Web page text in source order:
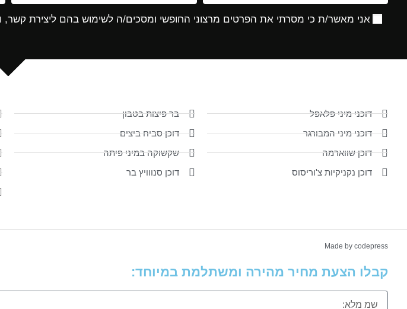
אני מאשר/ת כי מסרתי את הפרטים מרצוני החופשי ומסכים/ה לשימוש בהם ליצירת קשר,
דוכני מיני פלאפל
דוכני מיני המבורגר
דוכן שווארמה
דוכן נקניקיות צ'וריסוס
בר פיצות בטבון
דוכן סביח ביצים
שקשוקה במיני פיתה
דוכן סנווויץ בר
Made by codepress
קבלו הצעת מחיר מהירה ומשתלמת במיוחד: